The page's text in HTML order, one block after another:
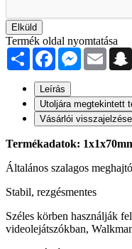
Elküld
Termék oldal nyomtatása
Share FacebookMessenger
Email
Leírás
Utoljára megtekintett
Vásárlói
Termékadatok:
Általános szalagos
Stabil, rezgésmentes
Széles körben használják
videolejátszókban,